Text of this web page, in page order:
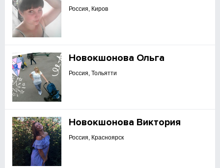
Россия, Киров
Новокшонова Ольга
Россия, Тольятти
Новокшонова Виктория
Россия, Красноярск